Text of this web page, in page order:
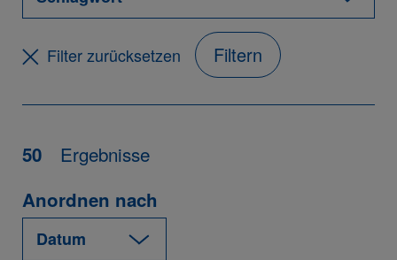
Filter zurücksetzen Filtern
50 Ergebnisse
Anordnen nach